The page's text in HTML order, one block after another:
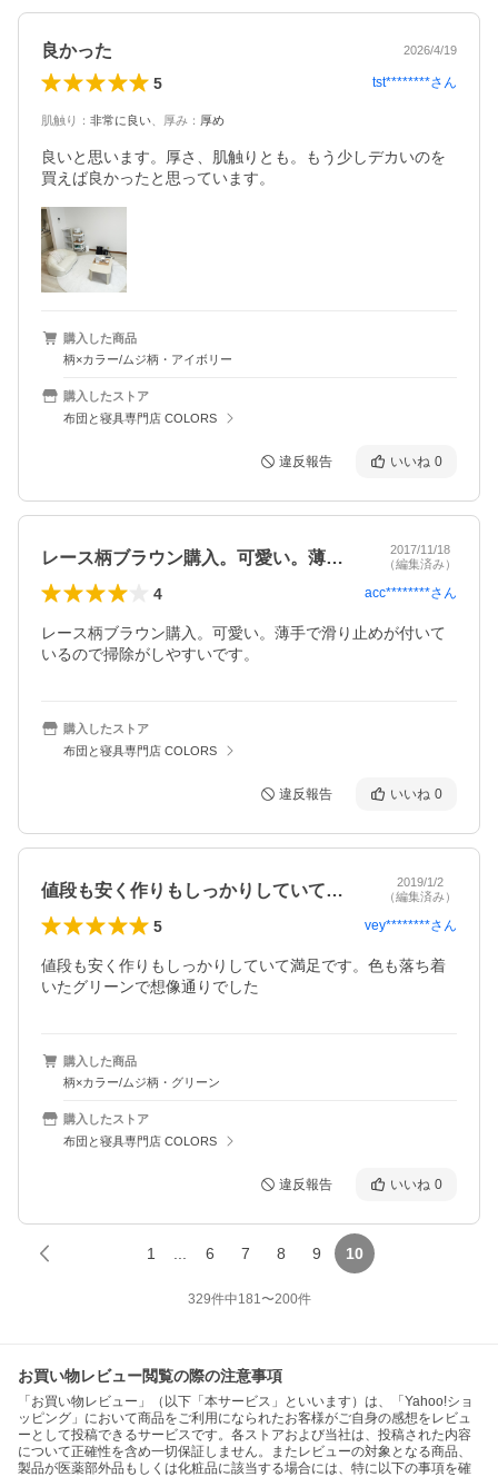
良かった 2026/4/19
5 tst********さん
肌触り ： 非常に良い 厚み ： 厚め
良いと思います。厚さ、肌触りとも。もう少しデカいのを
買えば良かったと思っています。
購入した商品
柄×カラー/ムジ柄・アイボリー
購入したストア
布団と寝具専門店 COLORS
違反報告 いいね 0
レース柄ブラウン購入。可愛い。薄手で滑…
2017/11/18
（編集済み）
4 acc********さん
レース柄ブラウン購入。可愛い。薄手で滑り止めが付いて
いるので掃除がしやすいです。
購入したストア
布団と寝具専門店 COLORS
違反報告 いいね 0
値段も安く作りもしっかりしていて満足で…
2019/1/2
（編集済み）
5 vey********さん
値段も安く作りもしっかりしていて満足です。色も落ち着
いたグリーンで想像通りでした
購入した商品
柄×カラー/ムジ柄・グリーン
購入したストア
布団と寝具専門店 COLORS
違反報告 いいね 0
1 6 7 8 9 10
329件中181〜200件
お買い物レビュー閲覧の際の注意事項
「お買い物レビュー」（以下「本サービス」といいます）は、「Yahoo!ショ
ッピング」において商品をご利用になられたお客様がご自身の感想をレビュ
ーとして投稿できるサービスです。各ストアおよび当社は、投稿された内容
について正確性を含め一切保証しません。またレビューの対象となる商品、
製品が医薬部外品もしくは化粧品に該当する場合には、特に以下の事項を確